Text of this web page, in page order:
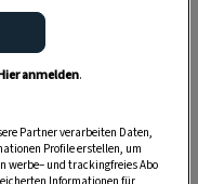
um diesen Inhalt
anmelden.
Partner verarbeiten Daten,
Profile erstellen, um
werbe– und trackingfreies Abo